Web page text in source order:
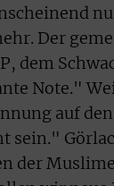
Der
dem
Note."
auf
sein."
der